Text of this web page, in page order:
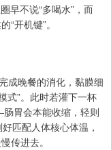
早不说“多喝水”，而
“开机键”。
成晚餐的消化，黏膜细
式”。此时若灌下一杯
胃会本能收缩，轻则
匹配人体核心体温，
传进去。